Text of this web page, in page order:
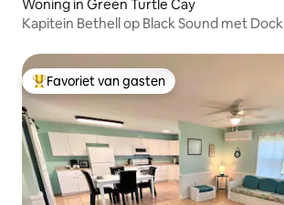
Woning in Green Turtle Cay
Kapitein Bethell op Black Sound met Dock
Topfavoriet van gasten
Favoriet van gasten